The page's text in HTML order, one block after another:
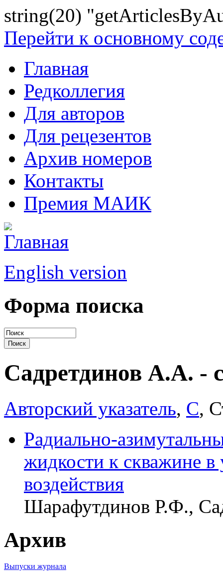
string(20)
Перейти к основному
Главная
Редколлегия
Для авторов
Для рецезентов
Архив номеров
Контакты
Премия МАИК
English version
Форма поиска
Садретдинов А.А. -
Авторский указатель, С,
Радиально-
жидкости к скважине в
воздействия
Шарафутдинов Р.Ф.,
Архив
Выпуски журнала